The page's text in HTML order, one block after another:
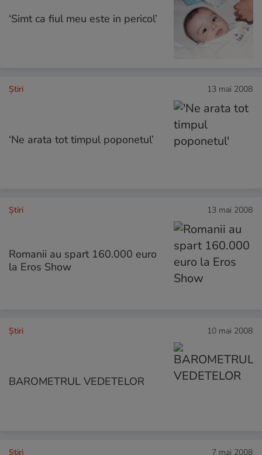
‘Simt ca fiul meu este in pericol’
Ştiri 13 mai 2008
‘Ne arata tot timpul poponetul’
Ştiri 13 mai 2008
Romanii au spart 160.000 euro
la Eros Show
Ştiri 10 mai 2008
BAROMETRUL VEDETELOR
Ştiri 7 mai 2008